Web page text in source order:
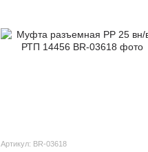
Артикул: BR-03618